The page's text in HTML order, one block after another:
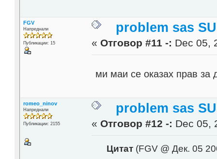
FGV
Напреднали
Публикации: 15
problem sas
« Отговор #11 -: Dec 05,
ми маи се оказах прав за
romeo_ninov
Напреднали
Публикации: 2155
problem sas
« Отговор #12 -: Dec 05,
Цитат(FGV @ Дек. 05